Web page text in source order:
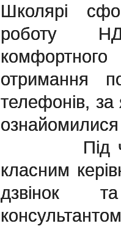
Школярі
роботу
отримання
телефонів, за
Під час
класним
дзвінок